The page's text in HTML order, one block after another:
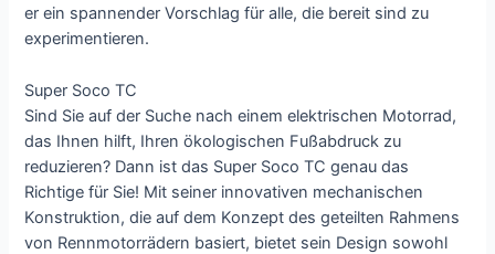
er ein spannender Vorschlag für alle, die bereit sind zu
experimentieren.
Super Soco TC
Sind Sie auf der Suche nach einem elektrischen Motorrad,
das Ihnen hilft, Ihren ökologischen Fußabdruck zu
reduzieren? Dann ist das Super Soco TC genau das
Richtige für Sie! Mit seiner innovativen mechanischen
Konstruktion, die auf dem Konzept des geteilten Rahmens
von Rennmotorrädern basiert, bietet sein Design sowohl